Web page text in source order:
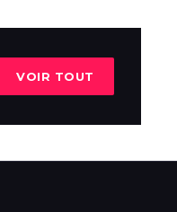
VOIR TOUT